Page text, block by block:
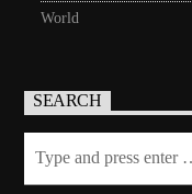
World
SEARCH